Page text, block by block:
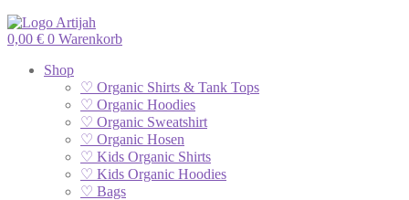
0,00 € 0 Warenkorb
Shop
♡ Organic Shirts & Tank Tops
♡ Organic Hoodies
♡ Organic Sweatshirt
♡ Organic Hosen
♡ Kids Organic Shirts
♡ Kids Organic Hoodies
♡ Bags